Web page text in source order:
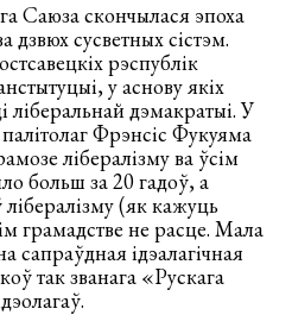
Саюза скончылася эпоха
дзвюх сусветных сістэм.
рэспублік
у аснову якіх
ліберальнай дэмакратыі. У
Фрэнсіс Фукуяма
лібералізму ва ўсім
больш за 20 гадоў, а
(як кажуць
грамадстве не расце. Мала
сапраўдная ідэалагічная
так званага «Рускага